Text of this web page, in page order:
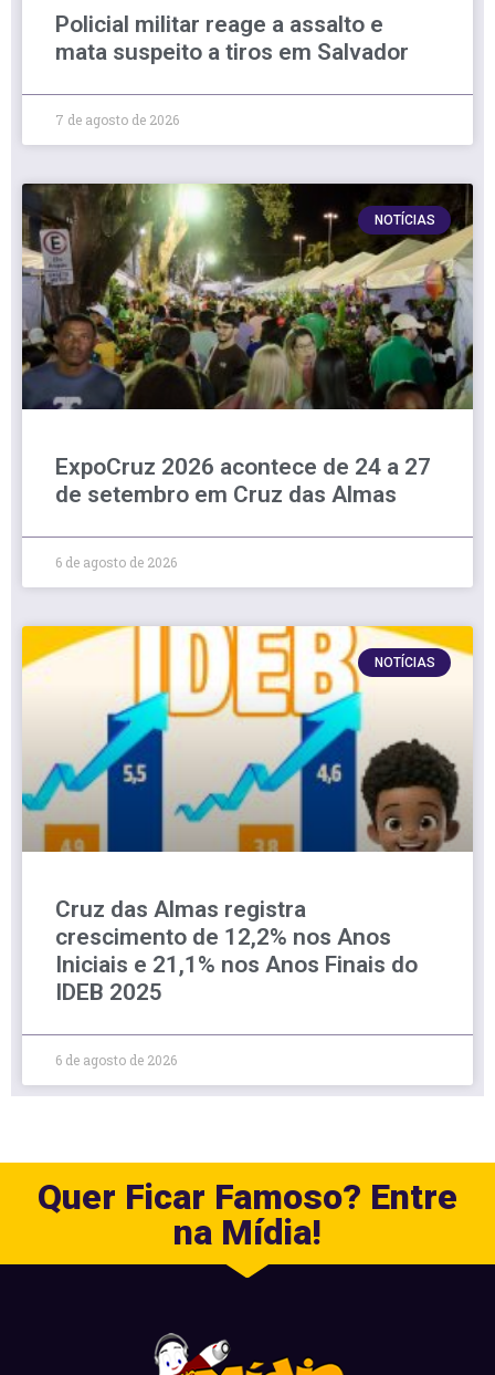
Policial militar reage a assalto e
mata suspeito a tiros em Salvador
7 de agosto de 2026
NOTÍCIAS
ExpoCruz 2026 acontece de 24 a 27
de setembro em Cruz das Almas
6 de agosto de 2026
NOTÍCIAS
Cruz das Almas registra
crescimento de 12,2% nos Anos
Iniciais e 21,1% nos Anos Finais do
IDEB 2025
6 de agosto de 2026
Quer Ficar Famoso? Entre
na Mídia!